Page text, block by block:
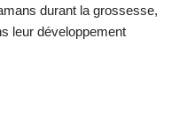
durant la grossesse,
leur développement